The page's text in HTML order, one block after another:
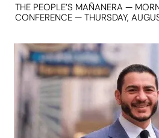
THE PEOPLE’S MAÑANERA —
CONFERENCE — THURSDAY,